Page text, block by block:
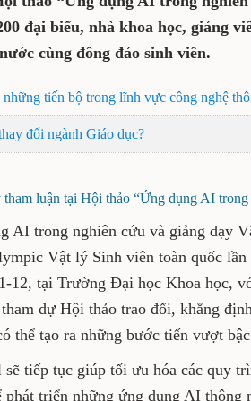
AI trong nghiên cứu và
biểu, nhà khoa học,
về những tiến bộ trong lĩnh vực
tham luận tại Hội thảo “Ứng dụng
dạy Vật lý”.
AI trong nghiên cứu và
chính của “Olympic Vật lý
dung phong phú, đa dạng.